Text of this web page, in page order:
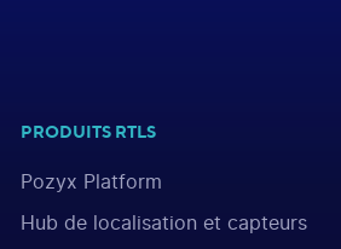
PRODUITS RTLS
Pozyx Platform
Hub de localisation et capteurs